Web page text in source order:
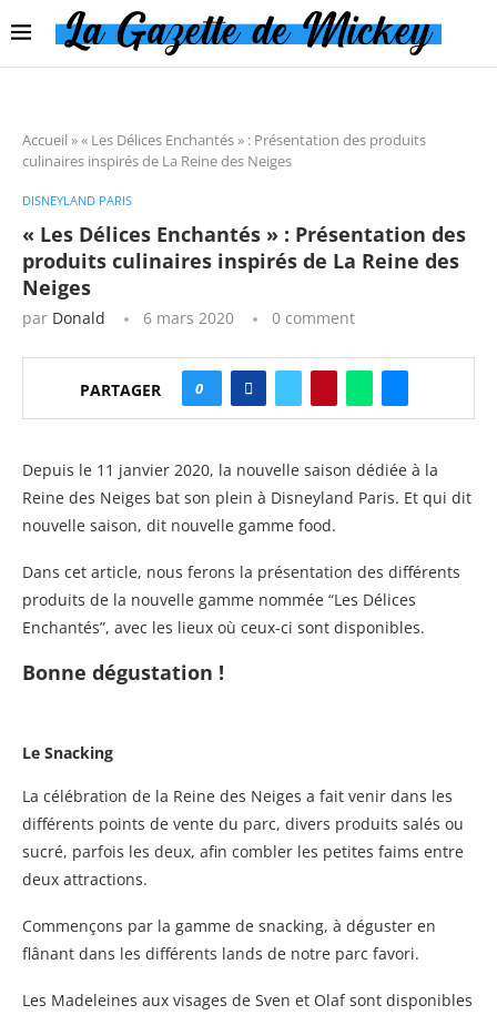
Accueil »« Les Délices Enchantés » : Présentation des produits
culinaires inspirés de La Reine des Neiges
DISNEYLAND PARIS
« Les Délices Enchantés » : Présentation des
produits culinaires inspirés de La Reine des
Neiges
par Donald 6 mars 2020 0 comment
PARTAGER 0
Depuis le 11 janvier 2020, la nouvelle saison dédiée à la
Reine des Neiges bat son plein à Disneyland Paris. Et qui dit
nouvelle saison, dit nouvelle gamme food.
Dans cet article, nous ferons la présentation des différents
produits de la nouvelle gamme nommée “Les Délices
Enchantés”, avec les lieux où ceux-ci sont disponibles.
Bonne dégustation !
Le Snacking
La célébration de la Reine des Neiges a fait venir dans les
différents points de vente du parc, divers produits salés ou
sucré, parfois les deux, afin combler les petites faims entre
deux attractions.
Commençons par la gamme de snacking, à déguster en
flânant dans les différents lands de notre parc favori.
Les Madeleines aux visages de Sven et Olaf sont disponibles